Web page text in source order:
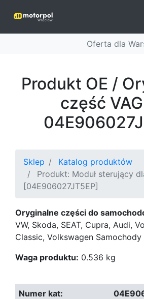
Oferta dla
Produkt OE /
część
Sklep
Katalog produktów
Produkt: Moduł sterujący
[04E906027JT5EP]
Oryginalne części do
VW, Skoda, SEAT, Cupra, Audi,
Classic, Volkswagen
Waga produktu: 0.536 kg